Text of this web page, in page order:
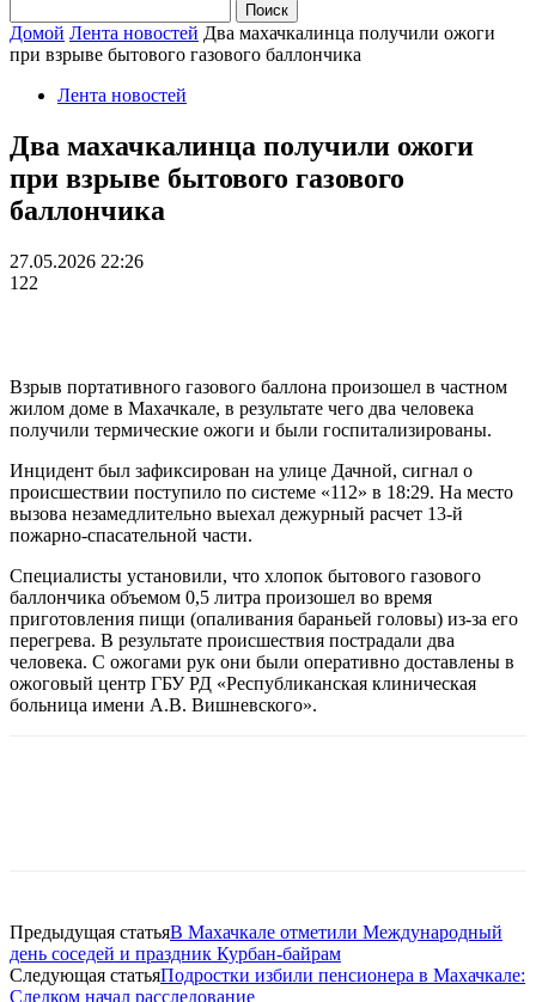
Домой Лента новостей Два махачкалинца получили ожоги
при взрыве бытового газового баллончика
Лента новостей
Два махачкалинца получили ожоги
при взрыве бытового газового
баллончика
27.05.2026 22:26
122
Взрыв портативного газового баллона произошел в частном
жилом доме в Махачкале, в результате чего два человека
получили термические ожоги и были госпитализированы.
Инцидент был зафиксирован на улице Дачной, сигнал о
происшествии поступило по системе «112» в 18:29. На место
вызова незамедлительно выехал дежурный расчет 13-й
пожарно-спасательной части.
Специалисты установили, что хлопок бытового газового
баллончика объемом 0,5 литра произошел во время
приготовления пищи (опаливания бараньей головы) из-за его
перегрева. В результате происшествия пострадали два
человека. С ожогами рук они были оперативно доставлены в
ожоговый центр ГБУ РД «Республиканская клиническая
больница имени А.В. Вишневского».
Предыдущая статьяВ Махачкале отметили Международный
день соседей и праздник Курбан-байрам
Следующая статьяПодростки избили пенсионера в Махачкале:
Следком начал расследование